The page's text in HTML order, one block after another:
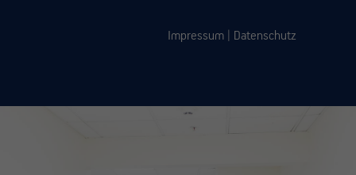
Impressum Datenschutz